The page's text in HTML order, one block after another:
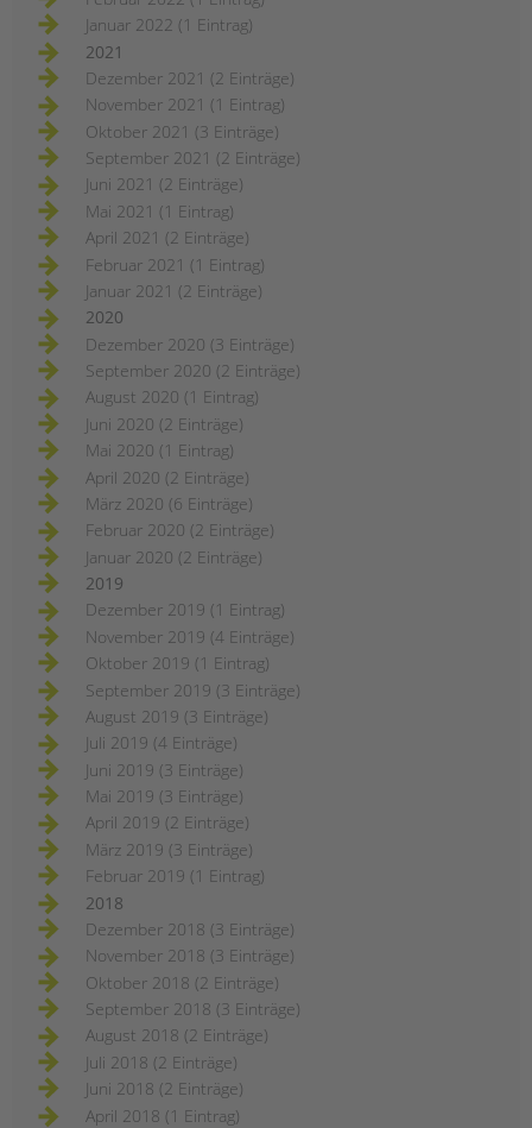
Januar 2022 (1 Eintrag)
2021
Dezember 2021 (2 Einträge)
November 2021 (1 Eintrag)
Oktober 2021 (3 Einträge)
September 2021 (2 Einträge)
Juni 2021 (2 Einträge)
Mai 2021 (1 Eintrag)
April 2021 (2 Einträge)
Februar 2021 (1 Eintrag)
Januar 2021 (2 Einträge)
2020
Dezember 2020 (3 Einträge)
September 2020 (2 Einträge)
August 2020 (1 Eintrag)
Juni 2020 (2 Einträge)
Mai 2020 (1 Eintrag)
April 2020 (2 Einträge)
März 2020 (6 Einträge)
Februar 2020 (2 Einträge)
Januar 2020 (2 Einträge)
2019
Dezember 2019 (1 Eintrag)
November 2019 (4 Einträge)
Oktober 2019 (1 Eintrag)
September 2019 (3 Einträge)
August 2019 (3 Einträge)
Juli 2019 (4 Einträge)
Juni 2019 (3 Einträge)
Mai 2019 (3 Einträge)
April 2019 (2 Einträge)
März 2019 (3 Einträge)
Februar 2019 (1 Eintrag)
2018
Dezember 2018 (3 Einträge)
November 2018 (3 Einträge)
Oktober 2018 (2 Einträge)
September 2018 (3 Einträge)
August 2018 (2 Einträge)
Juli 2018 (2 Einträge)
Juni 2018 (2 Einträge)
April 2018 (1 Eintrag)